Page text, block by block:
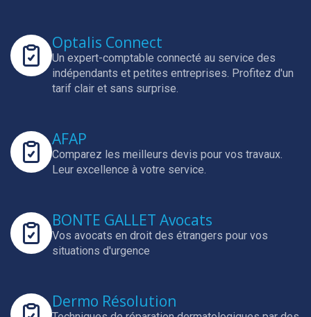
Optalis Connect
Un expert-comptable connecté au service des
indépendants et petites entreprises. Profitez d'un
tarif clair et sans surprise.
AFAP
Comparez les meilleurs devis pour vos travaux.
Leur excellence à votre service.
BONTE GALLET Avocats
Vos avocats en droit des étrangers pour vos
situations d'urgence
Dermo Résolution